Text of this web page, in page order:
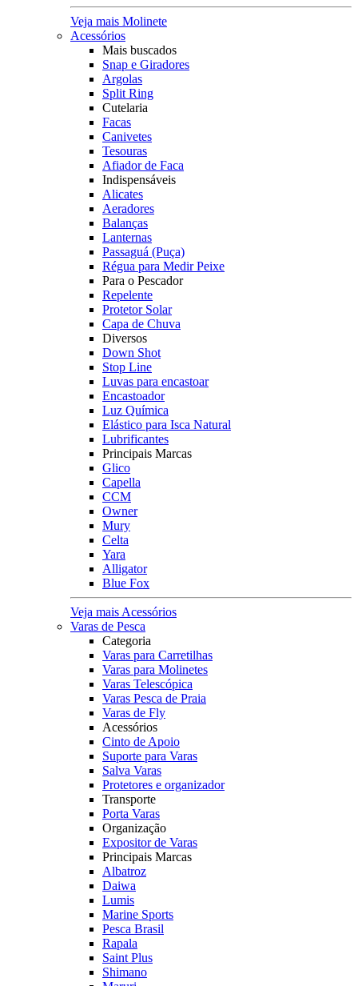
Veja mais Molinete
Acessórios
Mais buscados
Snap e Giradores
Argolas
Split Ring
Cutelaria
Facas
Canivetes
Tesouras
Afiador de Faca
Indispensáveis
Alicates
Aeradores
Balanças
Lanternas
Passaguá (Puça)
Régua para Medir Peixe
Para o Pescador
Repelente
Protetor Solar
Capa de Chuva
Diversos
Down Shot
Stop Line
Luvas para encastoar
Encastoador
Luz Química
Elástico para Isca Natural
Lubrificantes
Principais Marcas
Glico
Capella
CCM
Owner
Mury
Celta
Yara
Alligator
Blue Fox
Veja mais Acessórios
Varas de Pesca
Categoria
Varas para Carretilhas
Varas para Molinetes
Varas Telescópica
Varas Pesca de Praia
Varas de Fly
Acessórios
Cinto de Apoio
Suporte para Varas
Salva Varas
Protetores e organizador
Transporte
Porta Varas
Organização
Expositor de Varas
Principais Marcas
Albatroz
Daiwa
Lumis
Marine Sports
Pesca Brasil
Rapala
Saint Plus
Shimano